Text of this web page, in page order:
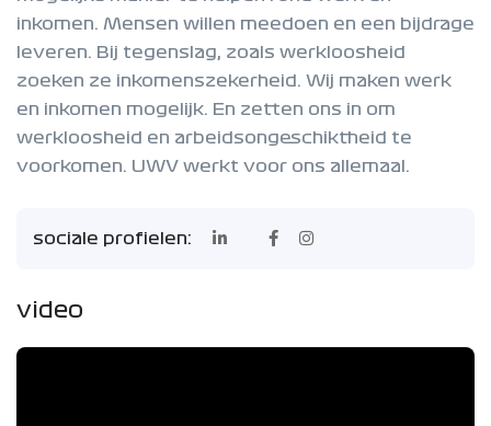
inkomen. Mensen willen meedoen en een bijdrage
leveren. Bij tegenslag, zoals werkloosheid
zoeken ze inkomenszekerheid. Wij maken werk
en inkomen mogelijk. En zetten ons in om
werkloosheid en arbeidsongeschiktheid te
voorkomen. UWV werkt voor ons allemaal.
sociale profielen:
video